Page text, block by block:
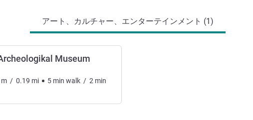
アート、カルチャー、エンターテインメント (1)
Museum
m / 0.19 mi 5 min walk / 2 min